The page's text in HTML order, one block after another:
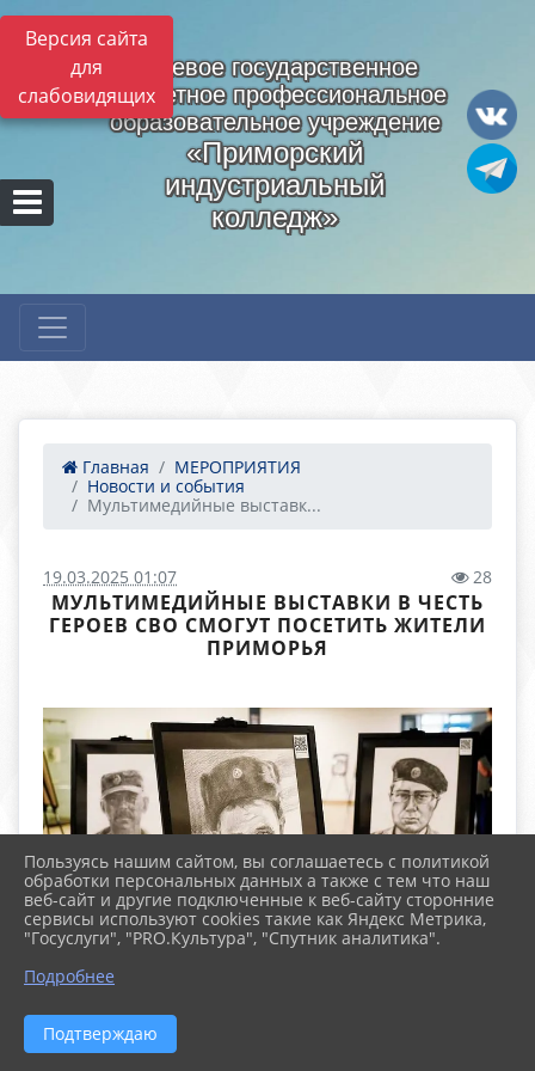
Версия сайта
для
слабовидящих
Краевое государственное
бюджетное профессиональное
образовательное учреждение
«Приморский
индустриальный
колледж»
Главная
МЕРОПРИЯТИЯ
Новости и события
Мультимедийные выставк...
19.03.2025 01:07 28
МУЛЬТИМЕДИЙНЫЕ ВЫСТАВКИ В ЧЕСТЬ
ГЕРОЕВ СВО СМОГУТ ПОСЕТИТЬ ЖИТЕЛИ
ПРИМОРЬЯ
Пользуясь нашим сайтом, вы соглашаетесь с политикой
обработки персональных данных а также с тем что наш
веб-сайт и другие подключенные к веб-сайту сторонние
сервисы используют cookies такие как Яндекс Метрика,
"Госуслуги", "PRO.Культура", "Спутник аналитика".
Подробнее
Подтверждаю